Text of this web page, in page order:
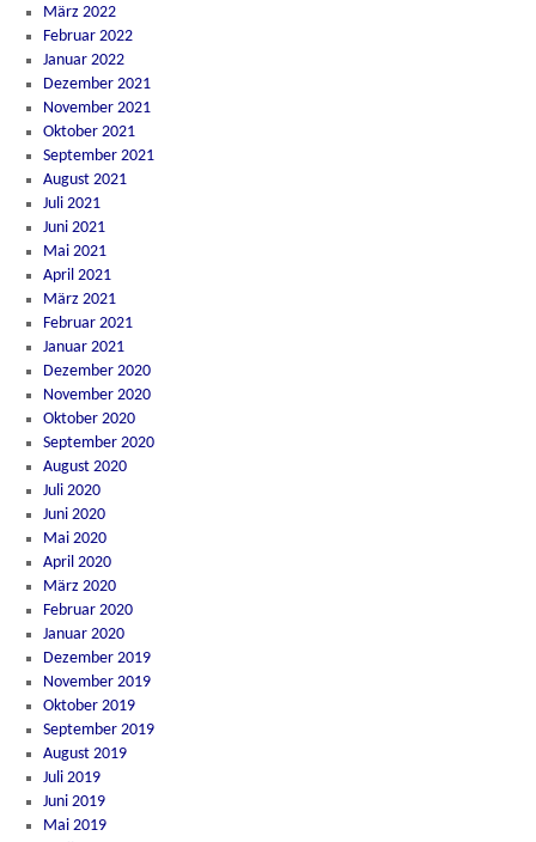
März 2022
Februar 2022
Januar 2022
Dezember 2021
November 2021
Oktober 2021
September 2021
August 2021
Juli 2021
Juni 2021
Mai 2021
April 2021
März 2021
Februar 2021
Januar 2021
Dezember 2020
November 2020
Oktober 2020
September 2020
August 2020
Juli 2020
Juni 2020
Mai 2020
April 2020
März 2020
Februar 2020
Januar 2020
Dezember 2019
November 2019
Oktober 2019
September 2019
August 2019
Juli 2019
Juni 2019
Mai 2019